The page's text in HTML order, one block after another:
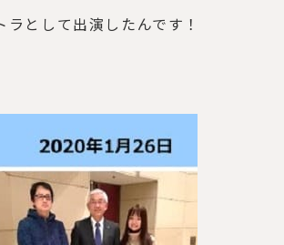
として出演したんです！